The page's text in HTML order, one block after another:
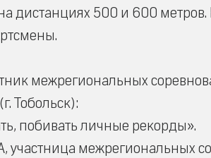
дистанциях 500 и 600
межрегиональных
Тобольск):
побивать личные рекорды».
межрегиональных